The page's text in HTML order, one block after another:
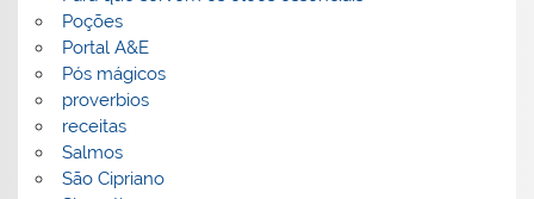
Poções
Portal A&E
Pós mágicos
proverbios
receitas
Salmos
São Cipriano